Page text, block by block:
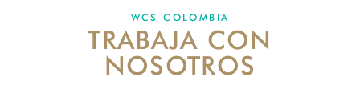
NOTICIAS
WCS VISUAL
WCS COLOMBIA
TRABAJA CON
NOSOTROS